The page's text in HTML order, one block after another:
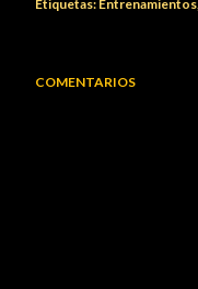
Etiquetas: Entrenamientos
COMENTARIOS